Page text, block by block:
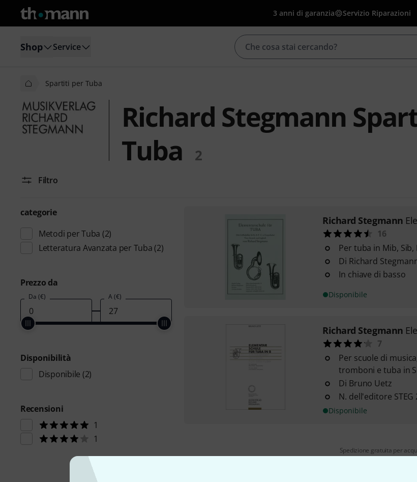
3 anni di garanzia Servizio Riparazioni
Shop Service
Spartiti per Tuba
Richard Stegmann
Tuba
2
Filtro
categorie
Metodi per Tuba (2)
Letteratura Avanzata per Tuba (2)
Prezzo da
Da (€) A (€)
Disponibilità
Disponibile (2)
Recensioni
1
1
Richard Stegmann
16
Per tuba in Mib,
Di Richard
In chiave di basso
Disponibile
Richard Stegmann
7
Per scuole di
tromboni e tuba in
Di Bruno Uetz
N. dell'editore STEG
Disponibile
Spedizione gratuita per